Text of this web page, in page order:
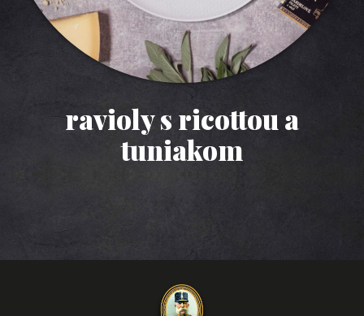
ravioly s ricottou a
tuniakom